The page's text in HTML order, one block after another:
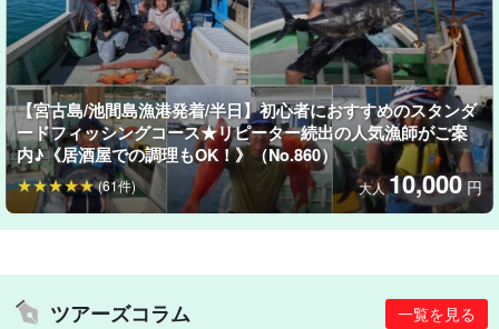
釣った魚をご自分で召し上がりになりたいお客様には、持ち込み
で調理してくれる港近くの居酒屋を紹介しております。（※写真は
イメージです。）
お客様自身での居酒屋への予約をお願いしており、お申し込み段
階では居酒屋のご予約はできておりませんので、ご注意くださ
い。
当ガイドまで直接ご連絡ください。居酒屋のご紹介をさせていた
だきます。
【宮古島/池間島漁港発着/半日】初心者におすすめのスタンダ
ードフィッシングコース★リピーター続出の人気漁師がご案
内♪《居酒屋での調理もOK！》（No.860）
大人10,000 円
(61件)
ツアーズコラム 一覧を見る